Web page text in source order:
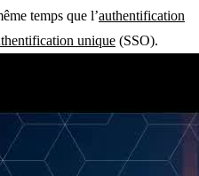
temps que l’authentification
unique (SSO).